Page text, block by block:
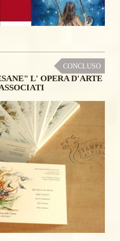
CONCLUSO
L' OPERA D'ARTE